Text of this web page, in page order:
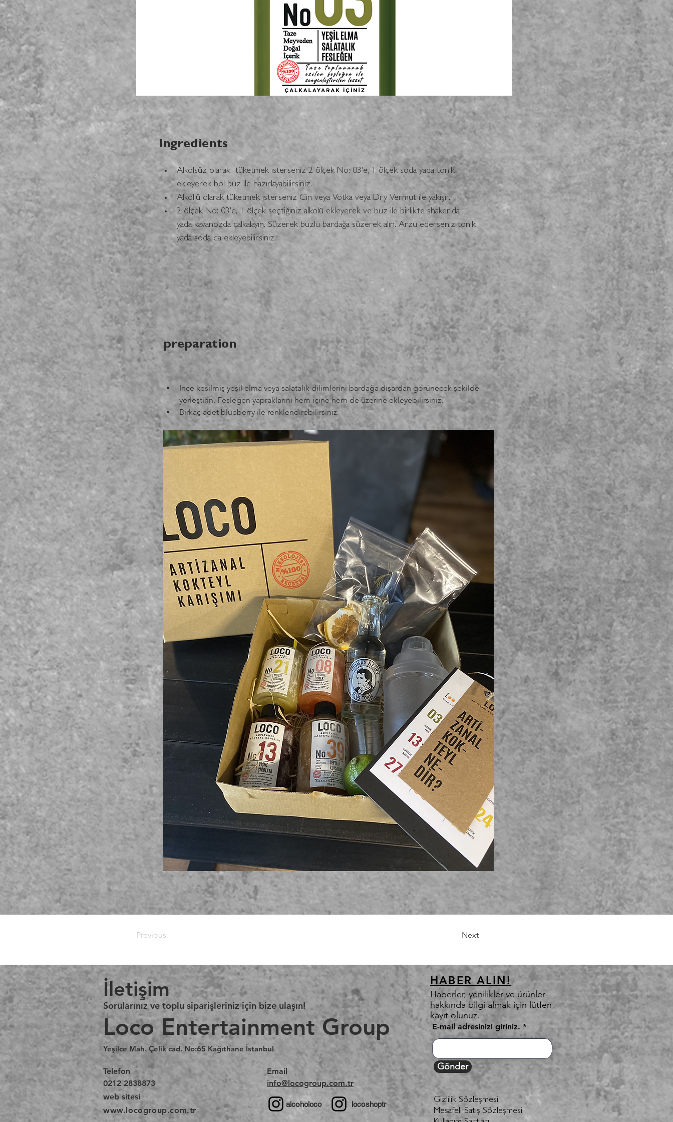
Ingredients
Alkolsüz olarak  tüketmek isterseniz 2 ölçek No: 03'e, 1 ölçek soda yada tonik
ekleyerek bol buz ile hazırlayabilirsiniz.
Alkollü olarak tüketmek isterseniz Cin veya Votka veya Dry Vermut ile yakışır.
2 ölçek No: 03'e, 1 ölçek seçtiğiniz alkolü ekleyerek ve buz ile birlikte shaker'da
yada kavanozda çalkalayın. Süzerek buzlu bardağa süzerek alın. Arzu ederseniz tonik
yada soda da ekleyebilirsiniz.
preparation
Ince kesilmiş yeşil elma veya salatalık dilimlerini bardağa dışardan görünecek şekilde
yerleştirin. Fesleğen yapraklarını hem içine hem de üzerine ekleyebilirsiniz.
Birkaç adet blueberry ile renklendirebilirsiniz.
Previous Next
İletişim
Sorularınız ve toplu siparişleriniz için bize ulaşın!
Loco Entertainment Group
Yeşilce Mah. Çelik cad. No:65 Kağıthane İstanbul
Telefon
0212 2838873
web sitesi
www.locogroup.com.tr
Email
info@locogroup.com.tr
alcoholoco locoshoptr
HABER ALIN!
Haberler, yenilikler ve ürünler
hakkında bilgi almak için lütfen
kayıt olunuz.
E-mail adresinizi giriniz.
Gönder
Gizlilik Sözleşmesi
Mesafeli Satış Sözleşmesi